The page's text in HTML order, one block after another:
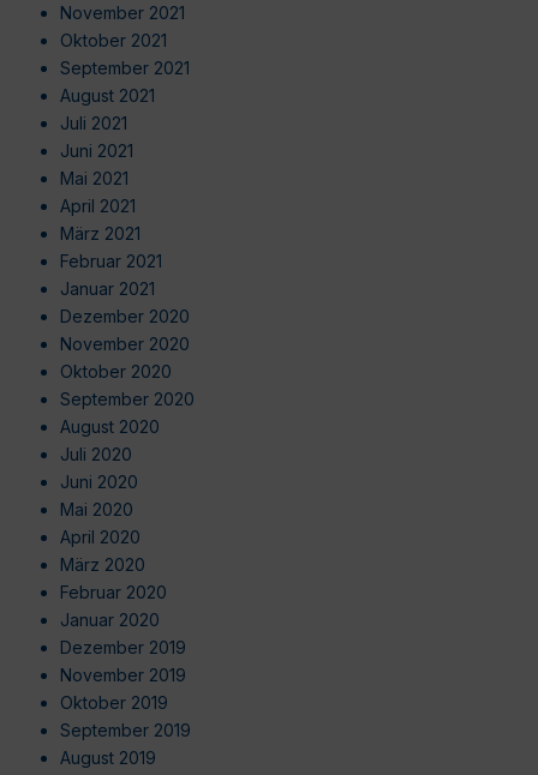
November 2021
Oktober 2021
September 2021
August 2021
Juli 2021
Juni 2021
Mai 2021
April 2021
März 2021
Februar 2021
Januar 2021
Dezember 2020
November 2020
Oktober 2020
September 2020
August 2020
Juli 2020
Juni 2020
Mai 2020
April 2020
März 2020
Februar 2020
Januar 2020
Dezember 2019
November 2019
Oktober 2019
September 2019
August 2019